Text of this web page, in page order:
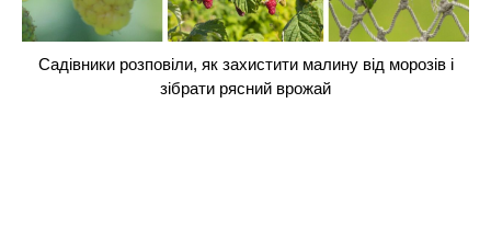
Садівники розповіли, як захистити малину від морозів і
зібрати рясний врожай